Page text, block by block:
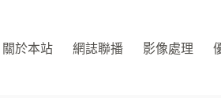
關於本站 網誌聯播 影像處理